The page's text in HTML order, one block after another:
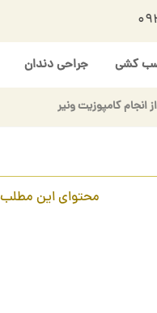
کشی جراحی دندان
انجام کامپوزیت ونیر
محتوای این مطلب